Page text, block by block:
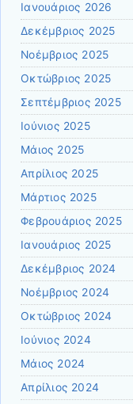
Ιανουάριος 2026
Δεκέμβριος 2025
Νοέμβριος 2025
Οκτώβριος 2025
Σεπτέμβριος 2025
Ιούνιος 2025
Μάιος 2025
Απρίλιος 2025
Μάρτιος 2025
Φεβρουάριος 2025
Ιανουάριος 2025
Δεκέμβριος 2024
Νοέμβριος 2024
Οκτώβριος 2024
Ιούνιος 2024
Μάιος 2024
Απρίλιος 2024